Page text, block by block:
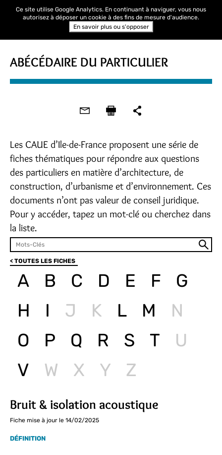
ABÉCÉDAIRE DU PARTICULIER
Les CAUE d’Ile-de-France proposent une série de
fiches thématiques pour répondre aux questions
des particuliers en matière d’architecture, de
construction, d’urbanisme et d’environnement. Ces
documents n’ont pas valeur de conseil juridique.
Pour y accéder, tapez un mot-clé ou cherchez dans
la liste.
< TOUTES LES FICHES
A B C D E F
G
H
I J K L M
N
O
P Q R S T
U
V
W X Y Z
Bruit & isolation acoustique
Fiche mise à jour le 14/02/2025
DÉFINITION
Ce site utilise Google Analytics. En continuant à naviguer, vous nous
autorisez à déposer un cookie à des fins de mesure d'audience.
En savoir plus ou s'opposer